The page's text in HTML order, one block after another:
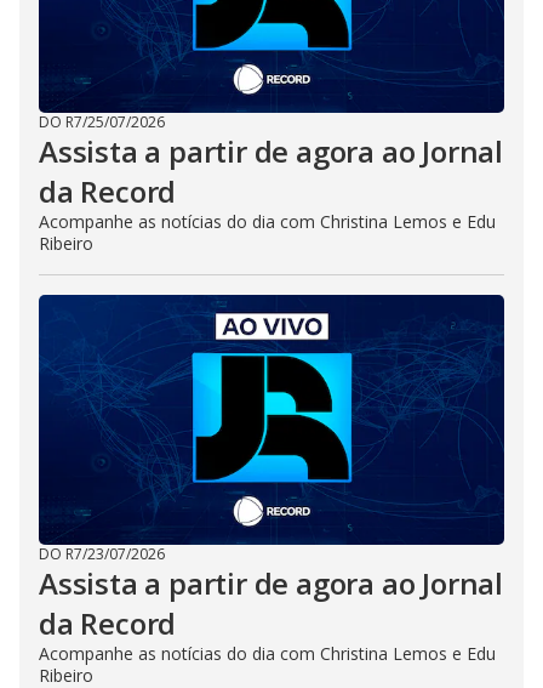
DO R7/25/07/2026
Assista a partir de agora ao Jornal
da Record
Acompanhe as notícias do dia com Christina Lemos e Edu
Ribeiro
DO R7/23/07/2026
Assista a partir de agora ao Jornal
da Record
Acompanhe as notícias do dia com Christina Lemos e Edu
Ribeiro